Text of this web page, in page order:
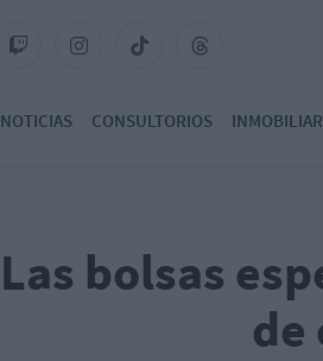
NOTICIAS CONSULTORIOS
Las bolsas
de